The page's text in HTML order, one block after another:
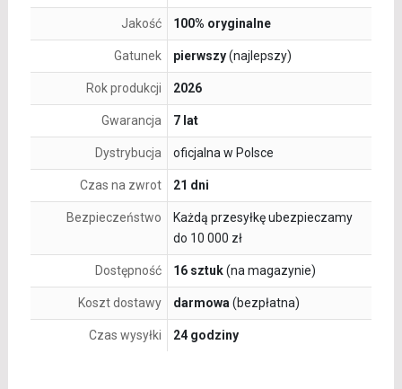
Jakość 100% oryginalne
Gatunek pierwszy(najlepszy)
Rok produkcji 2026
Gwarancja 7 lat
Dystrybucja oficjalna w Polsce
Czas na zwrot 21 dni
Bezpieczeństwo
Każdą przesyłkę ubezpieczamy
do 10 000 zł
Dostępność 16 sztuk(na magazynie)
Koszt dostawy darmowa (bezpłatna)
Czas wysyłki 24 godziny